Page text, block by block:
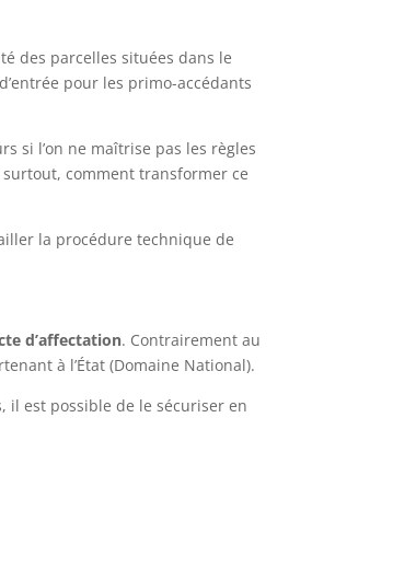
des parcelles situées dans le
pour les primo-accédants
si l’on ne maîtrise pas les règles
comment transformer ce
la procédure technique de
d’affectation. Contrairement au
à l’État (Domaine National).
il est possible de le sécuriser en